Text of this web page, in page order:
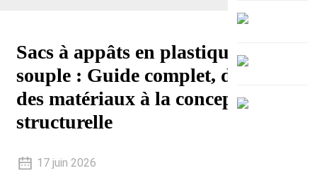
Sacs à appâts en plastique
souple : Guide complet, du choix
des matériaux à la conception
structurelle
17 juin 2026